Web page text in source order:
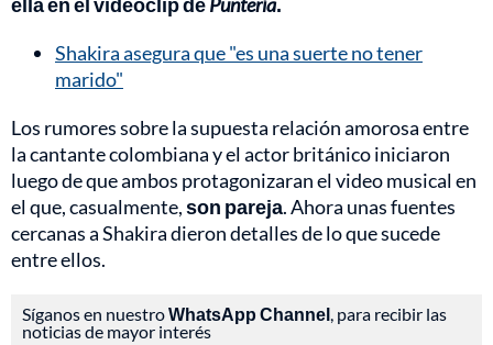
Shakira asegura que "es una suerte no tener
marido"
Los rumores sobre la supuesta relación amorosa entre
la cantante colombiana y el actor británico iniciaron
luego de que ambos protagonizaran el video musical en
el que, casualmente,son pareja. Ahora unas fuentes
cercanas a Shakira dieron detalles de lo que sucede
entre ellos.
Síganos en nuestroWhatsApp Channel, para recibir las
noticias de mayor interés